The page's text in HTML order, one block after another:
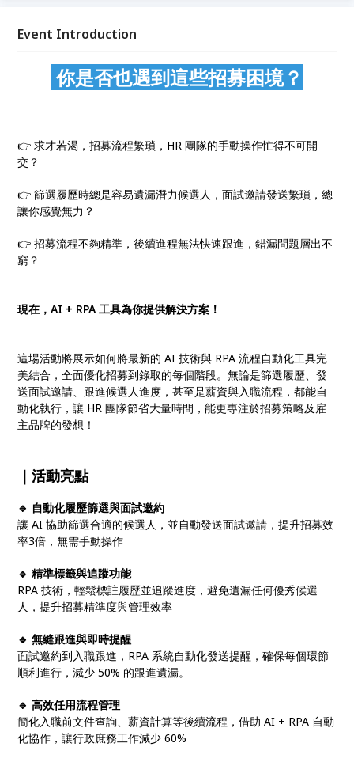
Event Introduction
你是否也遇到這些招募困境？
👉 求才若渴，招募流程繁瑣，HR 團隊的手動操作忙得不可開
交？
👉 篩選履歷時總是容易遺漏潛力候選人，面試邀請發送繁瑣，總
讓你感覺無力？
👉 招募流程不夠精準，後續進程無法快速跟進，錯漏問題層出不
窮？
現在，AI + RPA 工具為你提供解決方案！
這場活動將展示如何將最新的 AI 技術與 RPA 流程自動化工具完
美結合，全面優化招募到錄取的每個階段。無論是篩選履歷、發
送面試邀請、跟進候選人進度，甚至是薪資與入職流程，都能自
動化執行，讓 HR 團隊節省大量時間，能更專注於招募策略及雇
主品牌的發想！
｜活動亮點
🔹 自動化履歷篩選與面試邀約
讓 AI 協助篩選合適的候選人，並自動發送面試邀請，提升招募效
率3倍，無需手動操作
🔹 精準標籤與追蹤功能
RPA 技術，輕鬆標註履歷並追蹤進度，避免遺漏任何優秀候選
人，提升招募精準度與管理效率
🔹 無縫跟進與即時提醒
面試邀約到入職跟進，RPA 系統自動化發送提醒，確保每個環節
順利進行，減少 50% 的跟進遺漏。
🔹 高效任用流程管理
簡化入職前文件查詢、薪資計算等後續流程，借助 AI + RPA 自動
化協作，讓行政庶務工作減少 60%